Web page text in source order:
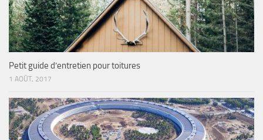
Petit guide d’entretien pour toitures
1 AOÛT, 2017